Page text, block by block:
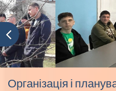
Організація і